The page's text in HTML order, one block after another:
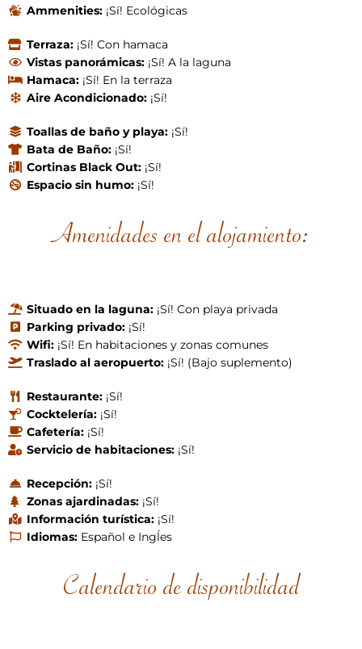
Ammenities:¡Sí! Ecológicas
Terraza:¡Sí! Con hamaca
Vistas panorámicas:¡Sí! A la laguna
Hamaca:¡Sí! En la terraza
Aire Acondicionado:¡Sí!
Toallas de baño y playa:¡Sí!
Bata de Baño:¡Sí!
Cortinas Black Out:¡Sí!
Espacio sin humo:¡Sí!
Amenidades en el alojamiento:
Situado en la laguna:¡Sí! Con playa privada
Parking privado:¡Sí!
Wifi:¡Sí! En habitaciones y zonas comunes
Traslado al aeropuerto:¡Sí! (Bajo suplemento)
Restaurante:¡Sí!
Cocktelería:¡Sí!
Cafetería:¡Sí!
Servicio de habitaciones:¡Sí!
Recepción:¡Sí!
Zonas ajardinadas:¡Sí!
Información turística:¡Sí!
Idiomas:Español e Ingĺes
Calendario de disponibilidad